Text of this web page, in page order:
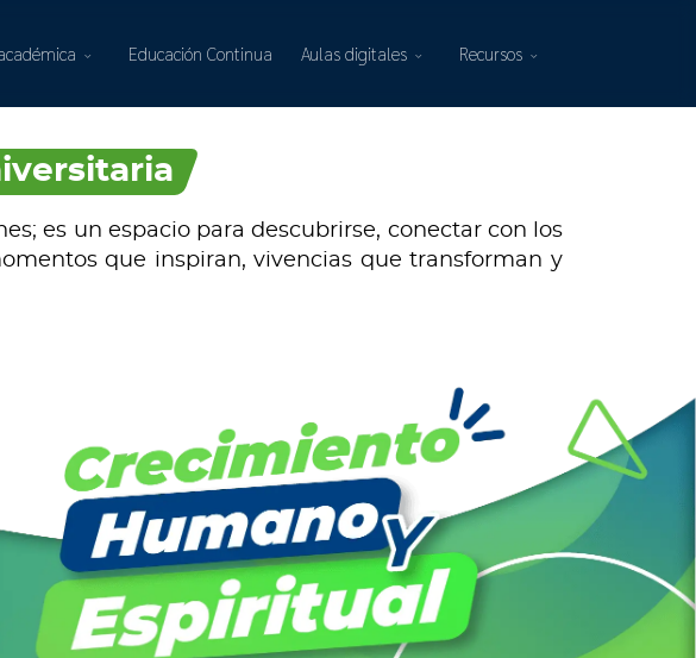
Educación Continua Aulas digitales Recursos
es un espacio para descubrirse, conectar con los
que inspiran, vivencias que transforman y